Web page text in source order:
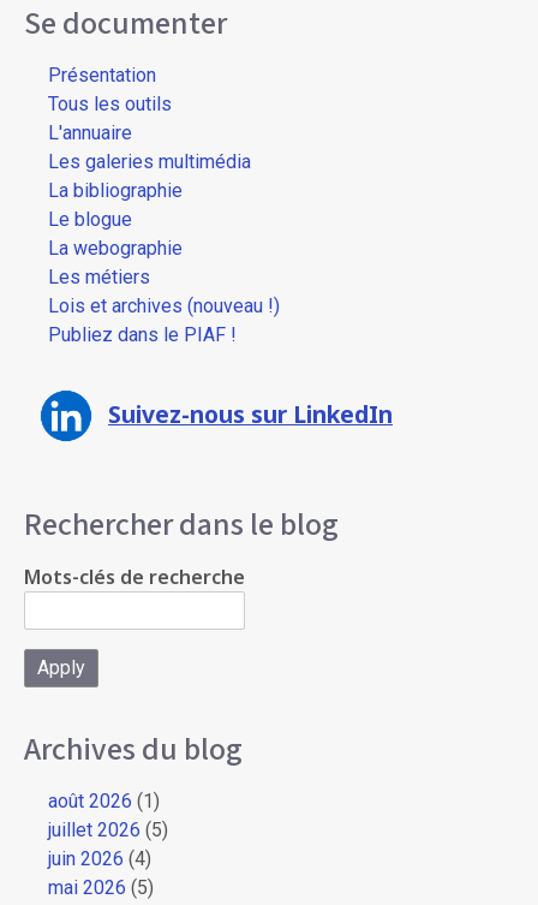
Se documenter
Présentation
Tous les outils
L'annuaire
Les galeries multimédia
La bibliographie
Le blogue
La webographie
Les métiers
Lois et archives (nouveau !)
Publiez dans le PIAF !
Suivez-nous sur LinkedIn
Rechercher dans le blog
Mots-clés de recherche
Archives du blog
août 2026 (1)
juillet 2026 (5)
juin 2026 (4)
mai 2026 (5)